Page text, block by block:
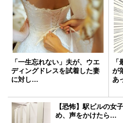
「一生忘れない」夫が、ウエ
ディングドレスを試着した妻
に対し…
が
あ
【恐怖】駅ビルの女
め、声をかけたら…